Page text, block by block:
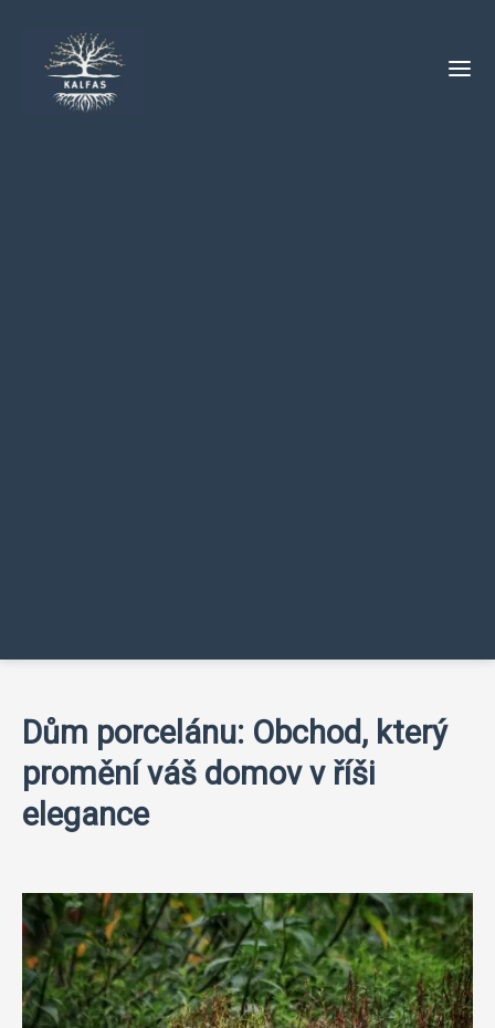
Dům porcelánu: Obchod, který
promění váš domov v říši
elegance